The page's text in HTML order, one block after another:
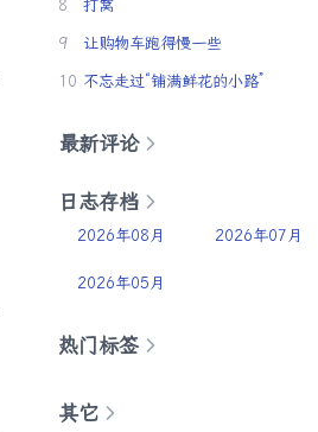
8 打窝
9 让购物车跑得慢一些
10 不忘走过“铺满鲜花的小路”
最新评论
日志存档
2026年08月 2026年07月
2026年05月
热门标签
其它